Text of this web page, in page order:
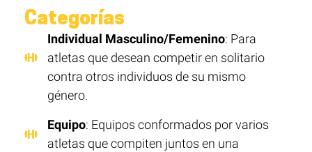
Categorías
Individual Masculino/Femenino: Para
atletas que desean competir en solitario
contra otros individuos de su mismo
género.
Equipo: Equipos conformados por varios
atletas que compiten juntos en una